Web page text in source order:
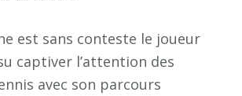
est sans conteste le joueur
captiver l’attention des
avec son parcours